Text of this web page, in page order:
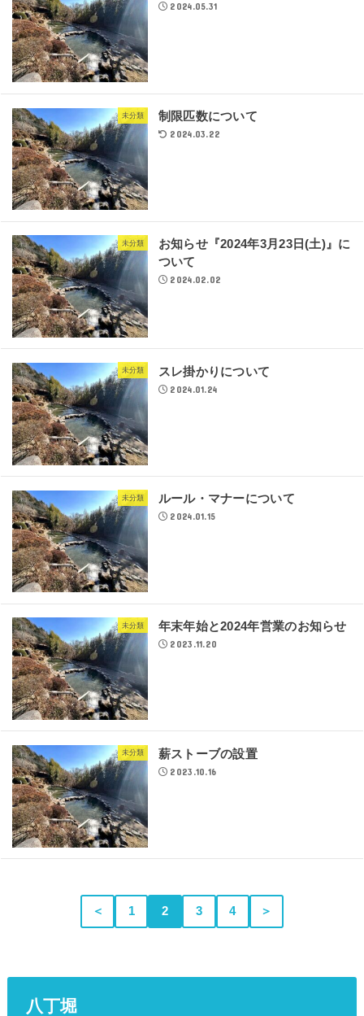
2024.05.31
未分類 制限匹数について
2024.03.22
未分類
お知らせ『2024年3月23日(土)』に
ついて
2024.02.02
未分類 スレ掛かりについて
2024.01.24
未分類 ルール・マナーについて
2024.01.15
未分類 年末年始と2024年営業のお知らせ
2023.11.20
未分類 薪ストーブの設置
2023.10.16
＜ 1 2 3 4 ＞
八丁堀